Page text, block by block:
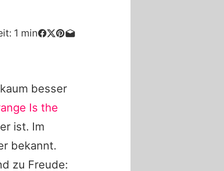
1 min
besser
Is the
ist. Im
bekannt.
zu Freude: